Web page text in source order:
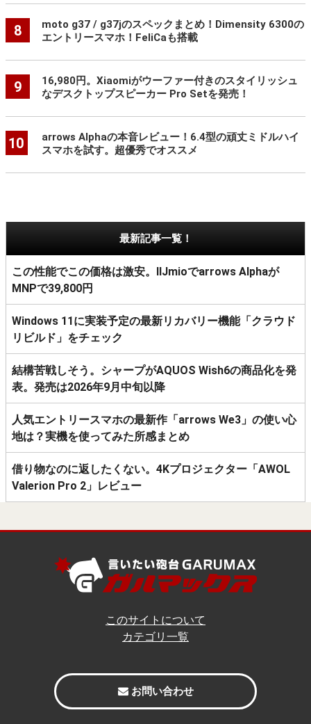
8
moto g37 / g37jのスペックまとめ！Dimensity 6300の
エントリースマホ！FeliCaも搭載
9
16,980円。Xiaomiがウーファー付きのスタイリッシュ
なデスクトップスピーカー Pro Setを発売！
10
arrows Alphaの本音レビュー！6.4型の頑丈ミドルハイ
スマホを試す。超優秀でオススメ
最新記事一覧！
この性能でこの価格は激安。IIJmioでarrows Alphaが
MNPで39,800円
Windows 11に実装予定の最新リカバリー機能「クラウド
リビルド」をチェック
結構苦戦しそう。シャープがAQUOS Wish6の商品化を発
表。発売は2026年9月中旬以降
人気エントリースマホの最新作「arrows We3」の使い心
地は？実機を使ってみた所感まとめ
借り物なのに返したくない。4Kプロジェクター「AWOL
Valerion Pro 2」レビュー
このサイトについて
カテゴリ一覧
お問い合わせ